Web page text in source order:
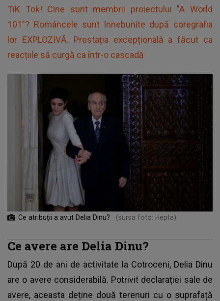
TiK Tok! Cine sunt membrii proiectului "A World
101"? Româncele sunt înnebunite după coregrafia
lor EXPLOZIVĂ. Prestația excepțională a făcut ca
reacțiile să curgă ca într-o cascadă
Ce atribuții a avut Delia Dinu? (sursa foto: Hepta)
Ce avere are Delia Dinu?
După 20 de ani de activitate la Cotroceni, Delia Dinu
are o avere considerabilă. Potrivit declarației sale de
avere, aceasta deține două terenuri cu o suprafață